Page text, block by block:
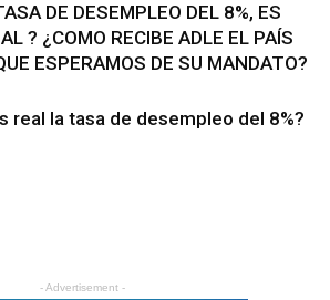
DE DESEMPLEO DEL 8%, ES
? ¿COMO RECIBE ADLE EL PAÍS
ESPERAMOS DE SU MANDATO?
real la tasa de desempleo del 8%?
- Advertisement -